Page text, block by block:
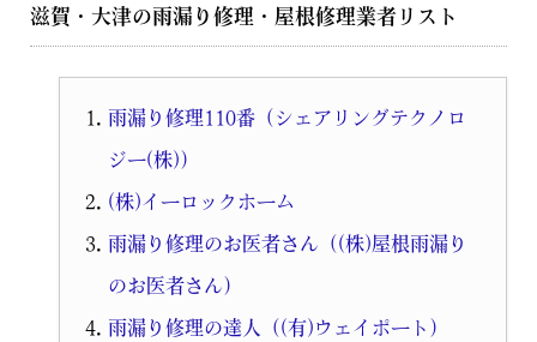
滋賀・大津の雨漏り修理・屋根修理業者リスト
雨漏り修理110番（シェアリングテクノロ
ジー(株)）
(株)イーロックホーム
雨漏り修理のお医者さん（(株)屋根雨漏り
のお医者さん）
雨漏り修理の達人（(有)ウェイポート）